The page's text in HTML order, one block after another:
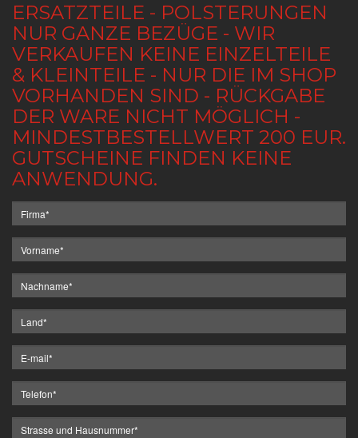
ERSATZTEILE - POLSTERUNGEN
NUR GANZE BEZÜGE - WIR
VERKAUFEN KEINE EINZELTEILE
& KLEINTEILE - NUR DIE IM SHOP
VORHANDEN SIND - RÜCKGABE
DER WARE NICHT MÖGLICH -
MINDESTBESTELLWERT 200 EUR.
GUTSCHEINE FINDEN KEINE
ANWENDUNG.